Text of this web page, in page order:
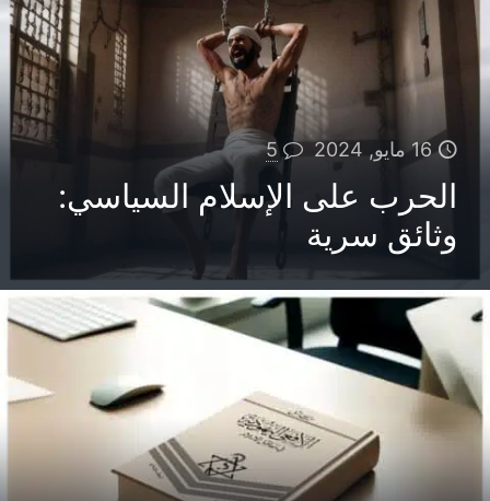
16 مايو, 2024 5
الحرب على الإسلام السياسي:
وثائق سرية